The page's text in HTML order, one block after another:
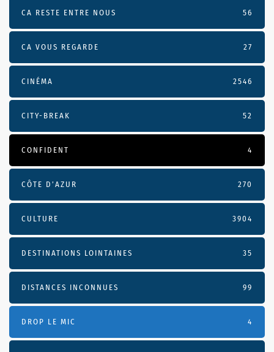
CA RESTE ENTRE NOUS 56
CA VOUS REGARDE 27
CINÉMA 2546
CITY-BREAK 52
CONFIDENT 4
CÔTE D’AZUR 270
CULTURE 3904
DESTINATIONS LOINTAINES 35
DISTANCES INCONNUES 99
DROP LE MIC 4